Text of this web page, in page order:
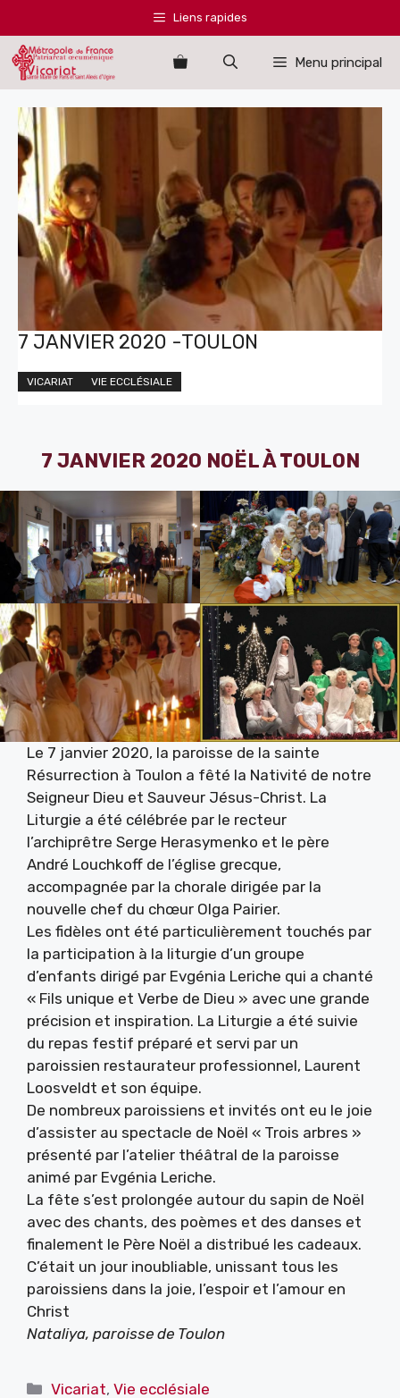
au
contenu
Liens rapides
Menu principal
7 JANVIER 2020 -TOULON
VICARIAT VIE ECCLÉSIALE
7 JANVIER 2020 NOËL À TOULON
Le 7 janvier 2020, la paroisse de la sainte
Résurrection à Toulon a fêté la Nativité de notre
Seigneur Dieu et Sauveur Jésus-Christ. La
Liturgie a été célébrée par le recteur
l’archiprêtre Serge Herasymenko et le père
André Louchkoff de l’église grecque,
accompagnée par la chorale dirigée par la
nouvelle chef du chœur Olga Pairier.
Les fidèles ont été particulièrement touchés par
la participation à la liturgie d’un groupe
d’enfants dirigé par Evgénia Leriche qui a chanté
« Fils unique et Verbe de Dieu » avec une grande
précision et inspiration. La Liturgie a été suivie
du repas festif préparé et servi par un
paroissien restaurateur professionnel, Laurent
Loosveldt et son équipe.
De nombreux paroissiens et invités ont eu le joie
d’assister au spectacle de Noël « Trois arbres »
présenté par l’atelier théâtral de la paroisse
animé par Evgénia Leriche.
La fête s’est prolongée autour du sapin de Noël
avec des chants, des poèmes et des danses et
finalement le Père Noël a distribué les cadeaux.
C’était un jour inoubliable, unissant tous les
paroissiens dans la joie, l’espoir et l’amour en
Christ
Nataliya, paroisse de Toulon
Catégories
Vicariat,Vie ecclésiale